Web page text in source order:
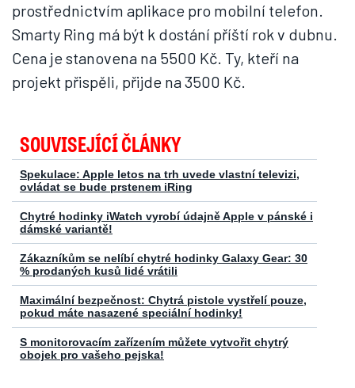
prostřednictvím aplikace pro mobilní telefon.
Smarty Ring má být k dostání příští rok v dubnu.
Cena je stanovena na 5500 Kč. Ty, kteří na
projekt přispěli, přijde na 3500 Kč.
SOUVISEJÍCÍ ČLÁNKY
Spekulace: Apple letos na trh uvede vlastní televizi,
ovládat se bude prstenem iRing
Chytré hodinky iWatch vyrobí údajně Apple v pánské i
dámské variantě!
Zákazníkům se nelíbí chytré hodinky Galaxy Gear: 30
% prodaných kusů lidé vrátili
Maximální bezpečnost: Chytrá pistole vystřelí pouze,
pokud máte nasazené speciální hodinky!
S monitorovacím zařízením můžete vytvořit chytrý
obojek pro vašeho pejska!